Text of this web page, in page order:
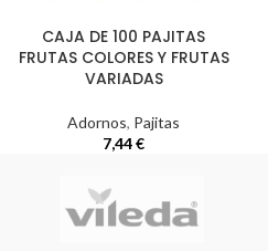
CAJA DE 100 PAJITAS
FRUTAS COLORES Y FRUTAS
VARIADAS
Adornos, Pajitas
7,44€